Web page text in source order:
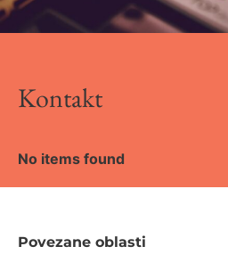
Kontakt
No items found
Povezane oblasti